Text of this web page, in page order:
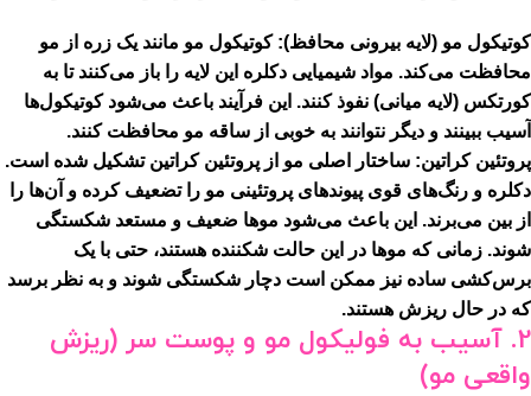
کوتیکول مو (لایه بیرونی محافظ): کوتیکول مو مانند یک زره از مو
محافظت می‌کند. مواد شیمیایی دکلره این لایه را باز می‌کنند تا به
کورتکس (لایه میانی) نفوذ کنند. این فرآیند باعث می‌شود کوتیکول‌ها
آسیب ببینند و دیگر نتوانند به خوبی از ساقه مو محافظت کنند.
پروتئین کراتین: ساختار اصلی مو از پروتئین کراتین تشکیل شده است.
دکلره و رنگ‌های قوی پیوندهای پروتئینی مو را تضعیف کرده و آن‌ها را
از بین می‌برند. این باعث می‌شود موها ضعیف و مستعد شکستگی
شوند. زمانی که موها در این حالت شکننده هستند، حتی با یک
برس‌کشی ساده نیز ممکن است دچار شکستگی شوند و به نظر برسد
که در حال ریزش هستند.
2. آسیب به فولیکول مو و پوست سر (ریزش
واقعی مو)